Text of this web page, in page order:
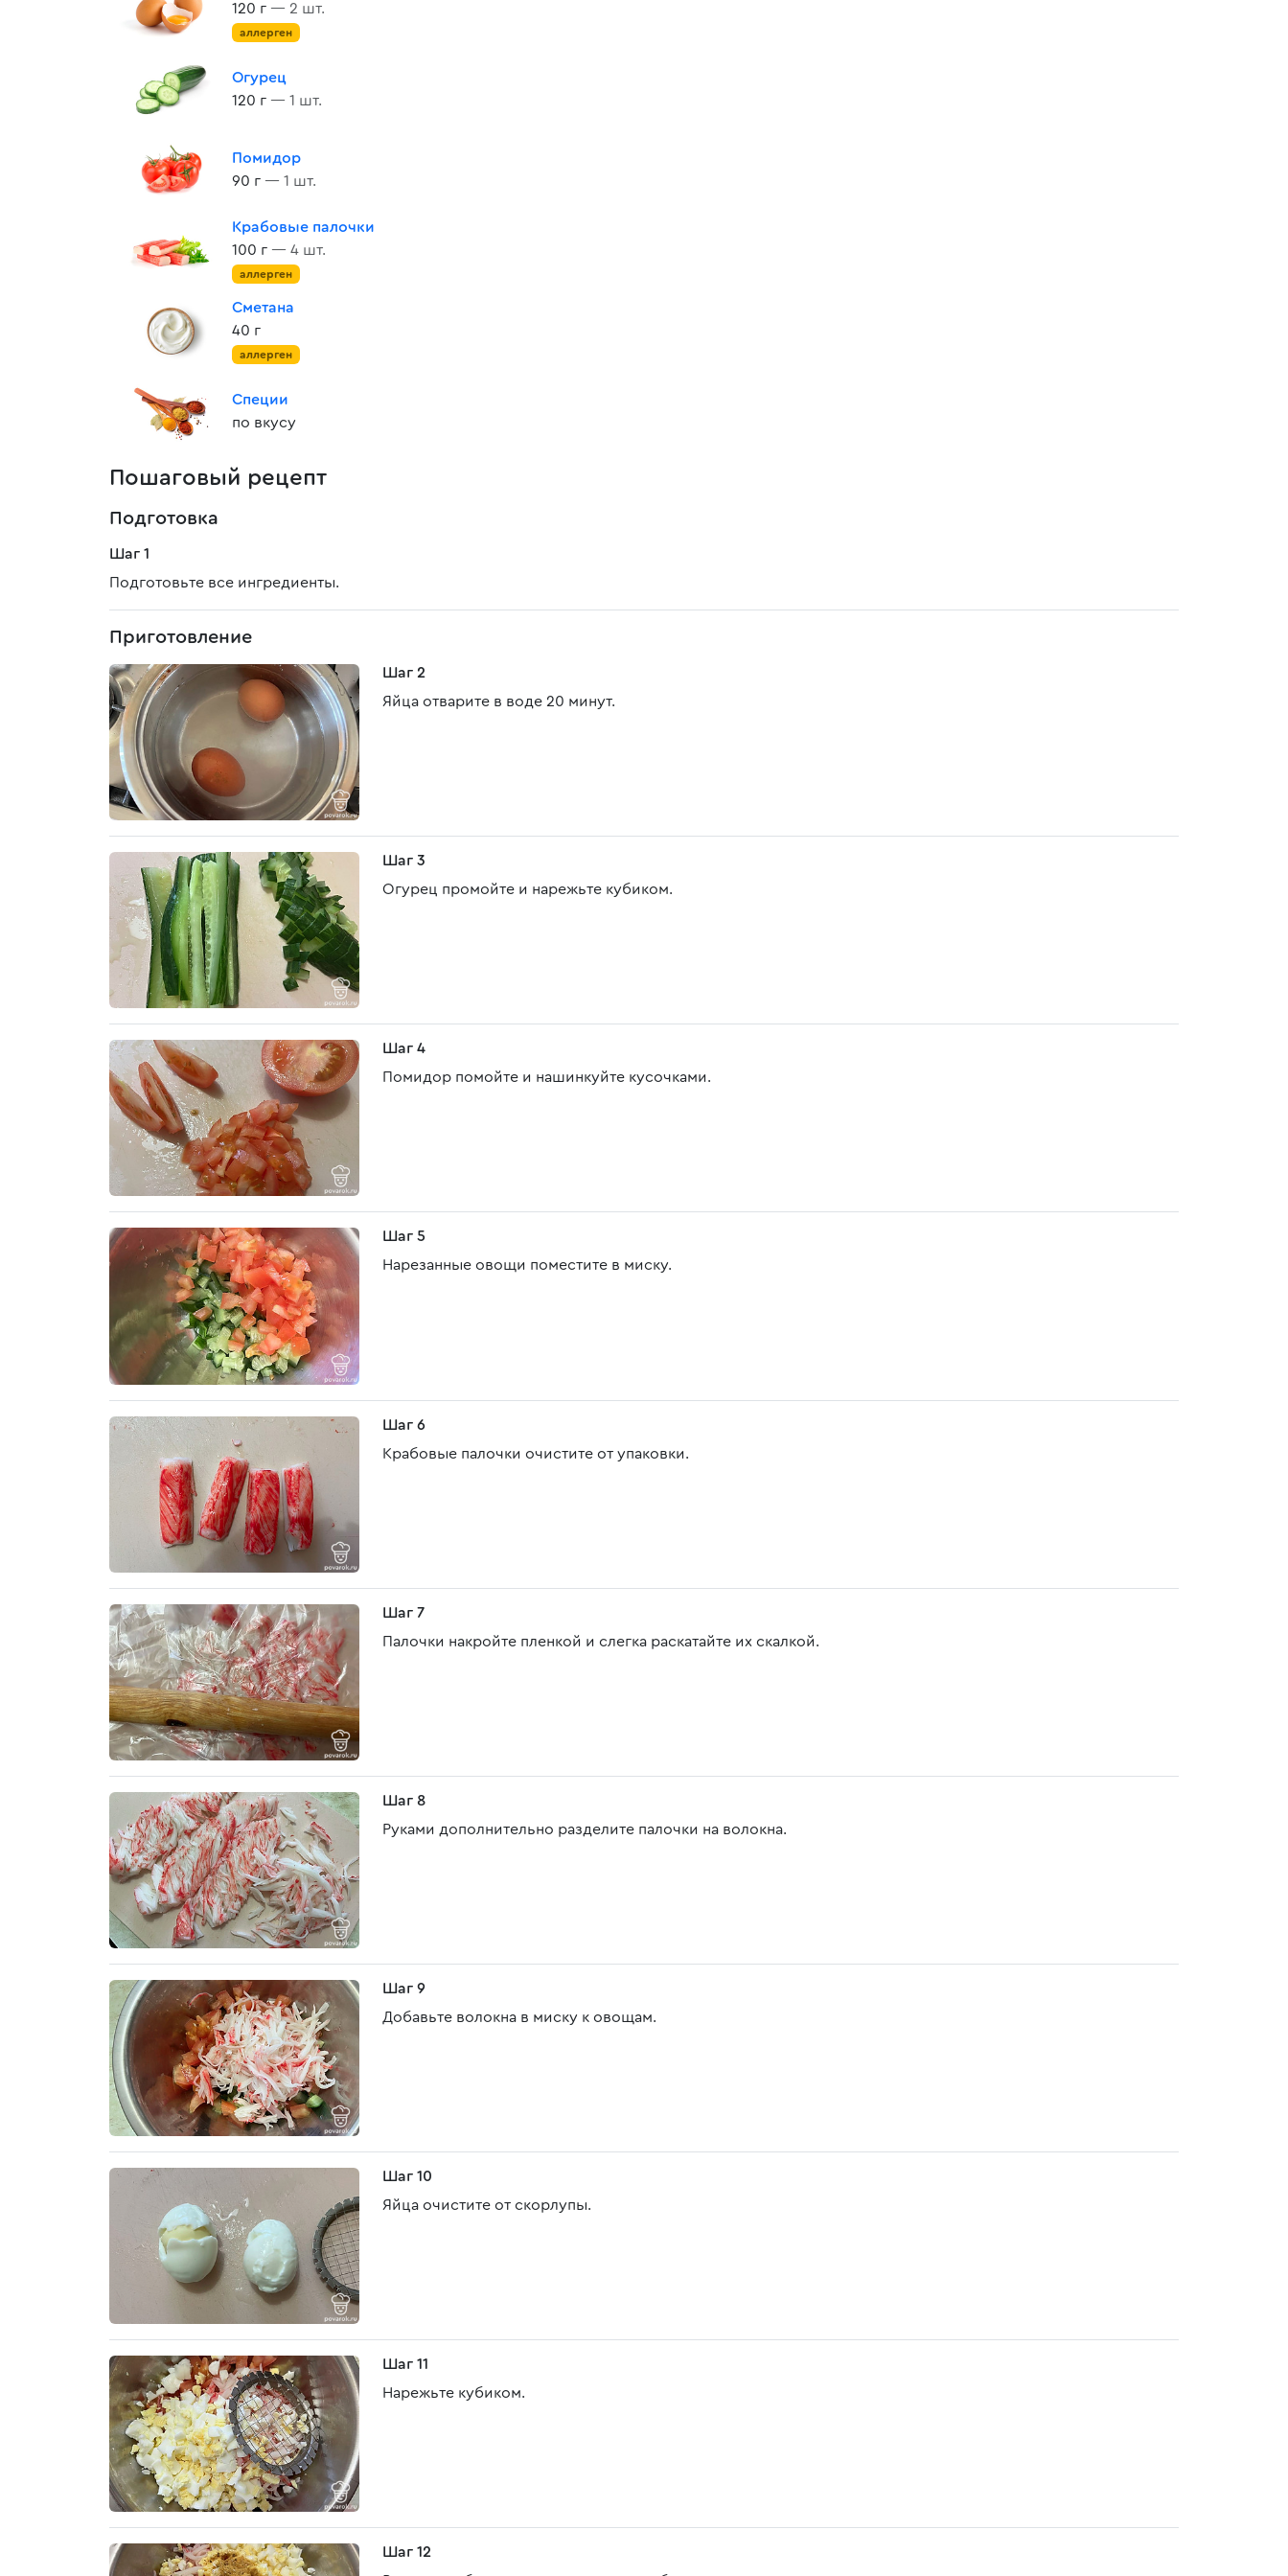
120 г — 2 шт.
аллерген
Огурец
120 г — 1 шт.
Помидор
90 г — 1 шт.
Крабовые палочки
100 г — 4 шт.
аллерген
Сметана
40 г
аллерген
Специи
по вкусу
Пошаговый рецепт
Подготовка
Шаг 1
Подготовьте все ингредиенты.
Приготовление
Шаг 2
Яйца отварите в воде 20 минут.
Шаг 3
Огурец промойте и нарежьте кубиком.
Шаг 4
Помидор помойте и нашинкуйте кусочками.
Шаг 5
Нарезанные овощи поместите в миску.
Шаг 6
Крабовые палочки очистите от упаковки.
Шаг 7
Палочки накройте пленкой и слегка раскатайте их скалкой.
Шаг 8
Руками дополнительно разделите палочки на волокна.
Шаг 9
Добавьте волокна в миску к овощам.
Шаг 10
Яйца очистите от скорлупы.
Шаг 11
Нарежьте кубиком.
Шаг 12